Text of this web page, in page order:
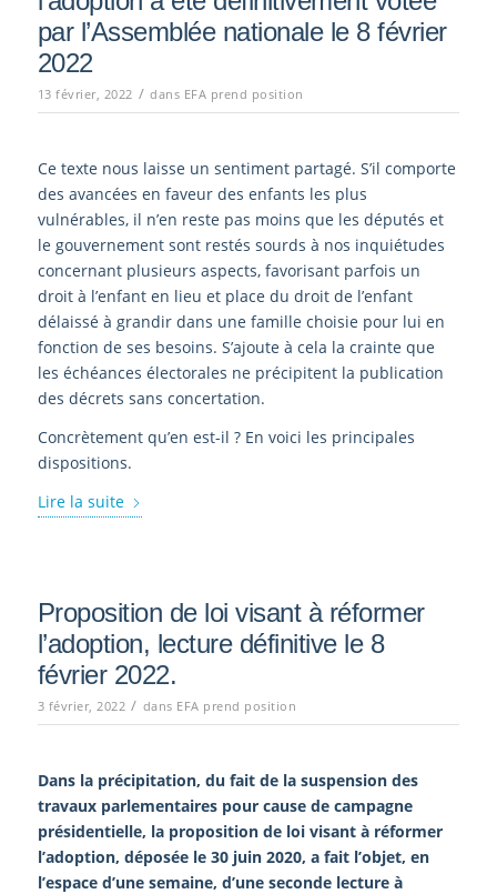
par l’Assemblée nationale le 8 février
2022
13 février, 2022 / dans EFA prend position
Ce texte nous laisse un sentiment partagé. S’il comporte
des avancées en faveur des enfants les plus
vulnérables, il n’en reste pas moins que les députés et
le gouvernement sont restés sourds à nos inquiétudes
concernant plusieurs aspects, favorisant parfois un
droit à l’enfant en lieu et place du droit de l’enfant
délaissé à grandir dans une famille choisie pour lui en
fonction de ses besoins. S’ajoute à cela la crainte que
les échéances électorales ne précipitent la publication
des décrets sans concertation.
Concrètement qu’en est-il ? En voici les principales
dispositions.
Lire la suite
Proposition de loi visant à réformer
l’adoption, lecture définitive le 8
février 2022.
3 février, 2022 / dans EFA prend position
Dans la précipitation, du fait de la suspension des
travaux parlementaires pour cause de campagne
présidentielle, la proposition de loi visant à réformer
l’adoption, déposée le 30 juin 2020, a fait l’objet, en
l’espace d’une semaine, d’une seconde lecture à